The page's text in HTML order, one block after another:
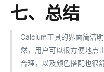
七、总结
Calcium工具的界面简洁
然，用户可以很方便地点
合理，以及颜色搭配也很